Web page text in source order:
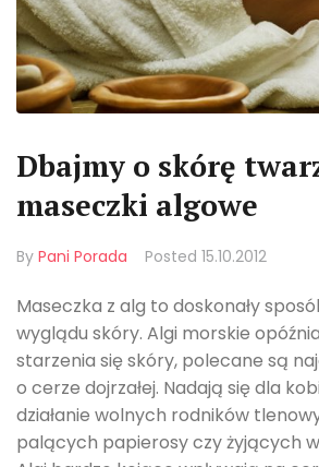
Dbajmy o skórę
maseczki algowe
By Pani Porada Posted 15.10.2012
Maseczka z alg to doskonały
wyglądu skóry. Algi morskie
starzenia się skóry, polecane są
o cerze dojrzałej. Nadają się dla
działanie wolnych rodników
palących papierosy czy żyjących